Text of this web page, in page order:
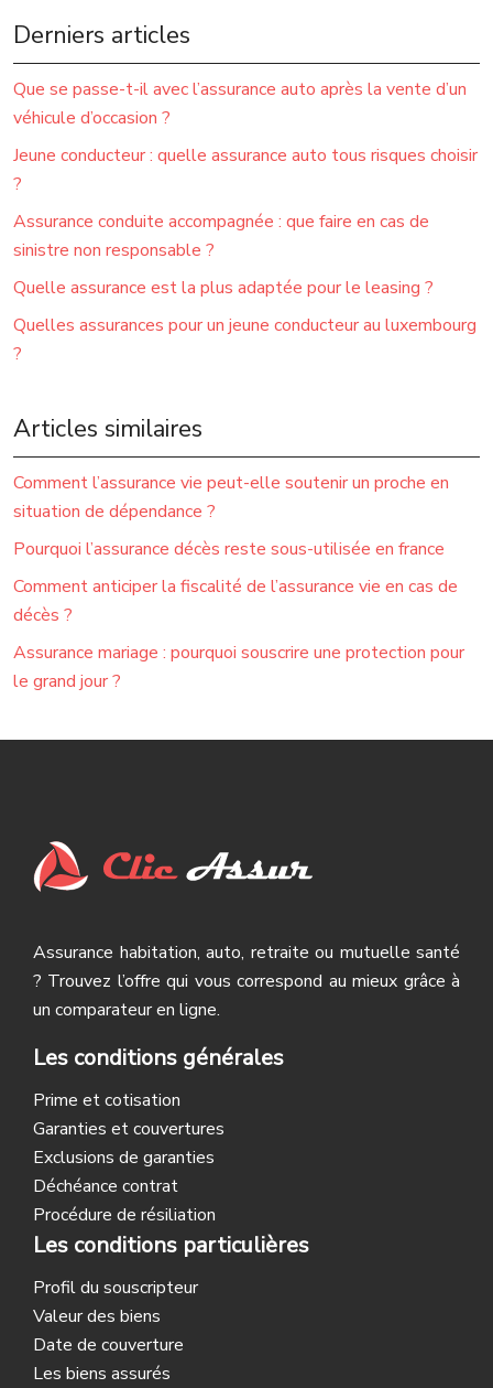
Derniers articles
Que se passe-t-il avec l’assurance auto après la vente d’un
véhicule d’occasion ?
Jeune conducteur : quelle assurance auto tous risques choisir
?
Assurance conduite accompagnée : que faire en cas de
sinistre non responsable ?
Quelle assurance est la plus adaptée pour le leasing ?
Quelles assurances pour un jeune conducteur au luxembourg
?
Articles similaires
Comment l’assurance vie peut-elle soutenir un proche en
situation de dépendance ?
Pourquoi l’assurance décès reste sous-utilisée en france
Comment anticiper la fiscalité de l’assurance vie en cas de
décès ?
Assurance mariage : pourquoi souscrire une protection pour
le grand jour ?
Assurance habitation, auto, retraite ou mutuelle santé
? Trouvez l’offre qui vous correspond au mieux grâce à
un comparateur en ligne.
Les conditions générales
Prime et cotisation
Garanties et couvertures
Exclusions de garanties
Déchéance contrat
Procédure de résiliation
Les conditions particulières
Profil du souscripteur
Valeur des biens
Date de couverture
Les biens assurés